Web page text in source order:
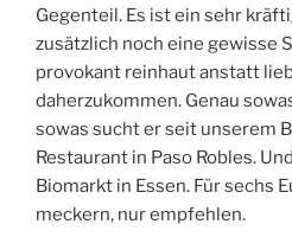
Gegenteil. Es ist ein sehr
zusätzlich noch eine gewisse
provokant reinhaut anstatt
daherzukommen. Genau
sowas sucht er seit unserem
Restaurant in Paso Robles.
Biomarkt in Essen. Für sechs
meckern, nur empfehlen.